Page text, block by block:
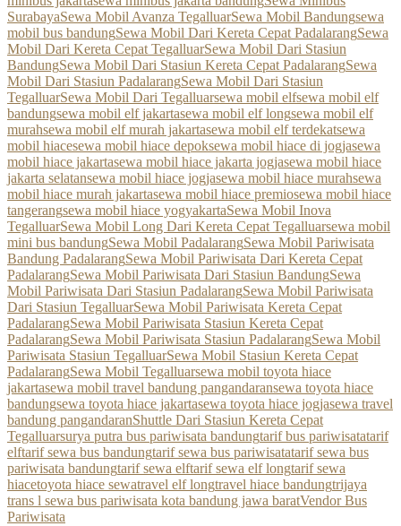
SurabayaSewa Mobil Avanza TegalluarSewa Mobil Bandungsewa
mobil bus bandungSewa Mobil Dari Kereta Cepat PadalarangSewa
Mobil Dari Kereta Cepat TegalluarSewa Mobil Dari Stasiun
BandungSewa Mobil Dari Stasiun Kereta Cepat PadalarangSewa
Mobil Dari Stasiun PadalarangSewa Mobil Dari Stasiun
TegalluarSewa Mobil Dari Tegalluarsewa mobil elfsewa mobil elf
bandungsewa mobil elf jakartasewa mobil elf longsewa mobil elf
murahsewa mobil elf murah jakartasewa mobil elf terdekatsewa
mobil hiacesewa mobil hiace depoksewa mobil hiace di jogjasewa
mobil hiace jakartasewa mobil hiace jakarta jogjasewa mobil hiace
jakarta selatansewa mobil hiace jogjasewa mobil hiace murahsewa
mobil hiace murah jakartasewa mobil hiace premiosewa mobil hiace
tangerangsewa mobil hiace yogyakartaSewa Mobil Inova
TegalluarSewa Mobil Long Dari Kereta Cepat Tegalluarsewa mobil
mini bus bandungSewa Mobil PadalarangSewa Mobil Pariwisata
Bandung PadalarangSewa Mobil Pariwisata Dari Kereta Cepat
PadalarangSewa Mobil Pariwisata Dari Stasiun BandungSewa
Mobil Pariwisata Dari Stasiun PadalarangSewa Mobil Pariwisata
Dari Stasiun TegalluarSewa Mobil Pariwisata Kereta Cepat
PadalarangSewa Mobil Pariwisata Stasiun Kereta Cepat
PadalarangSewa Mobil Pariwisata Stasiun PadalarangSewa Mobil
Pariwisata Stasiun TegalluarSewa Mobil Stasiun Kereta Cepat
PadalarangSewa Mobil Tegalluarsewa mobil toyota hiace
jakartasewa mobil travel bandung pangandaransewa toyota hiace
bandungsewa toyota hiace jakartasewa toyota hiace jogjasewa travel
bandung pangandaranShuttle Dari Stasiun Kereta Cepat
Tegalluarsurya putra bus pariwisata bandungtarif bus pariwisatatarif
elftarif sewa bus bandungtarif sewa bus pariwisatatarif sewa bus
pariwisata bandungtarif sewa elftarif sewa elf longtarif sewa
hiacetoyota hiace sewatravel elf longtravel hiace bandungtrijaya
trans l sewa bus pariwisata kota bandung jawa baratVendor Bus
Pariwisata